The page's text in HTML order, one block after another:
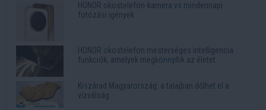
HONOR okostelefon-kamera vs mindennapi
fotózási igények
HONOR okostelefon mesterséges intelligencia
funkciók, amelyek megkönnyítik az életet
Kiszárad Magyarország: a talajban dőlhet el a
vízválság